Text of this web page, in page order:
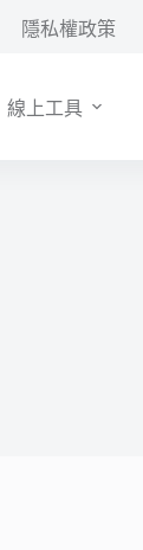
隱私權政策
線上工具